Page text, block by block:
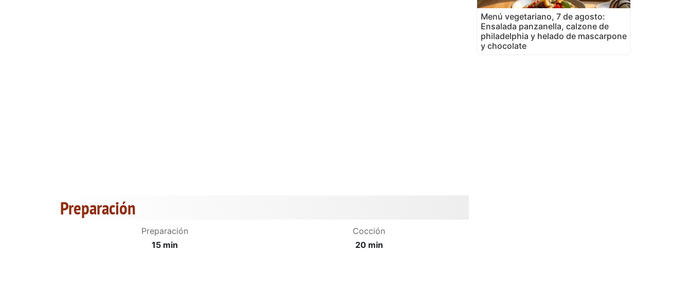
Preparación
Preparación
15 min
Cocción
20 min
Menú vegetariano, 7 de agosto:
Ensalada panzanella, calzone de
philadelphia y helado de mascarpone
y chocolate